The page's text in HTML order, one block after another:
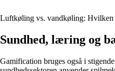
Luftkøling vs. vandkøling: Hvilken
Sundhed, læring og
Gamification bruges også i